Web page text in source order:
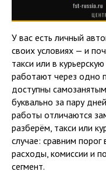
У вас есть личный
своих условиях — и
такси или в
работают через одно
доступны
буквально за пару
работы отличаются
разберём, такси или
случае: сравним
расходы, комиссии и
сегмент.